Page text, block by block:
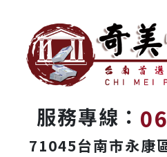
服務專線：
71045台南市永康